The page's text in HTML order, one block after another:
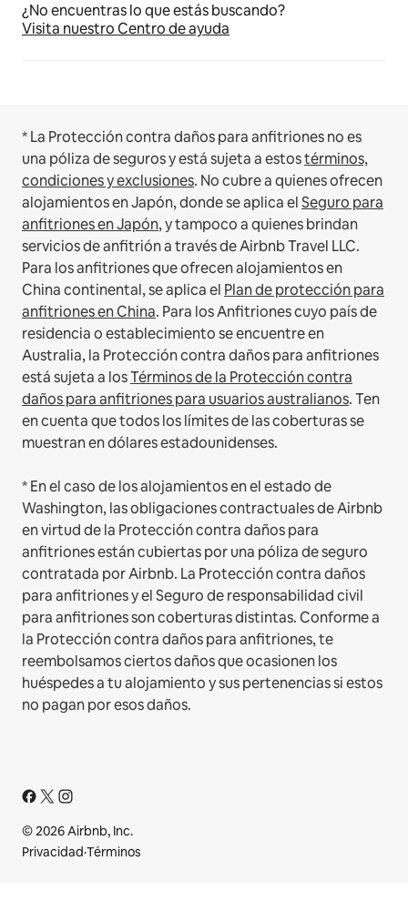
¿No encuentras lo que estás buscando?
Visita nuestro Centro de ayuda
* La Protección contra daños para anfitriones no es
una póliza de seguros y está sujeta a estostérminos,
condiciones y exclusiones. No cubre a quienes ofrecen
alojamientos en Japón, donde se aplica elSeguro para
anfitriones en Japón, y tampoco a quienes brindan
servicios de anfitrión a través de Airbnb Travel LLC.
Para los anfitriones que ofrecen alojamientos en
China continental, se aplica el Plan de protección para
anfitriones en China. Para los Anfitriones cuyo país de
residencia o establecimiento se encuentre en
Australia, la Protección contra daños para anfitriones
está sujeta a losTérminos de la Protección contra
daños para anfitriones para usuarios australianos. Ten
en cuenta que todos los límites de las coberturas se
muestran en dólares estadounidenses.
* En el caso de los alojamientos en el estado de
Washington, las obligaciones contractuales de Airbnb
en virtud de la Protección contra daños para
anfitriones están cubiertas por una póliza de seguro
contratada por Airbnb. La Protección contra daños
para anfitriones y el Seguro de responsabilidad civil
para anfitriones son coberturas distintas. Conforme a
la Protección contra daños para anfitriones, te
reembolsamos ciertos daños que ocasionen los
huéspedes a tu alojamiento y sus pertenencias si estos
no pagan por esos daños.
© 2026 Airbnb, Inc.
Privacidad·Términos